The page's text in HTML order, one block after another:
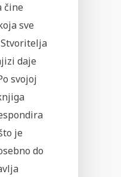
čine
sve
daje
svojoj
je
do